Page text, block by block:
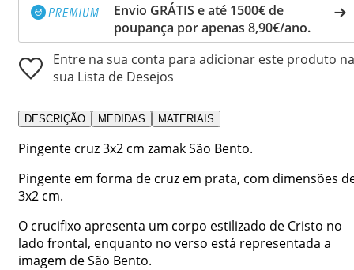
Envio GRÁTIS e até 1500€ de
poupança por apenas 8,90€/ano.
Entre na sua conta para adicionar este produto na
sua Lista de Desejos
DESCRIÇÃO MEDIDAS MATERIAIS
Pingente cruz 3x2 cm zamak São Bento.
Pingente em forma de cruz em prata, com dimensões
3x2 cm.
O crucifixo apresenta um corpo estilizado de Cristo no
lado frontal, enquanto no verso está representada a
imagem de São Bento.